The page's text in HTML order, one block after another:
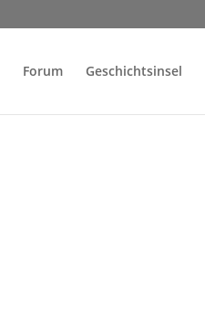
Forum Geschichtsinsel